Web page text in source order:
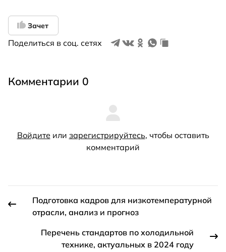
Зачет
Поделиться в соц. сетях
Комментарии 0
Войдите или зарегистрируйтесь, чтобы оставить
комментарий
Подготовка кадров для низкотемпературной
отрасли, анализ и прогноз
Перечень стандартов по холодильной
технике, актуальных в 2024 году